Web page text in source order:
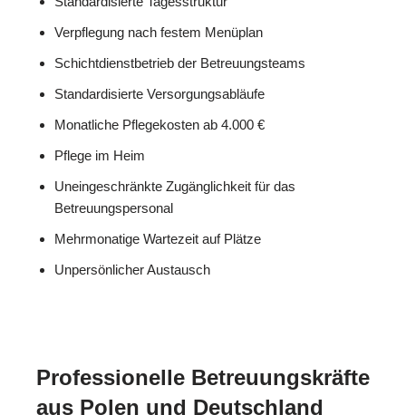
Verpflegung nach festem Menüplan
Schichtdienstbetrieb der Betreuungsteams
Standardisierte Versorgungsabläufe
Monatliche Pflegekosten ab 4.000 €
Pflege im Heim
Uneingeschränkte Zugänglichkeit für das
Betreuungspersonal
Mehrmonatige Wartezeit auf Plätze
Unpersönlicher Austausch
Professionelle Betreuungskräfte
aus Polen und Deutschland